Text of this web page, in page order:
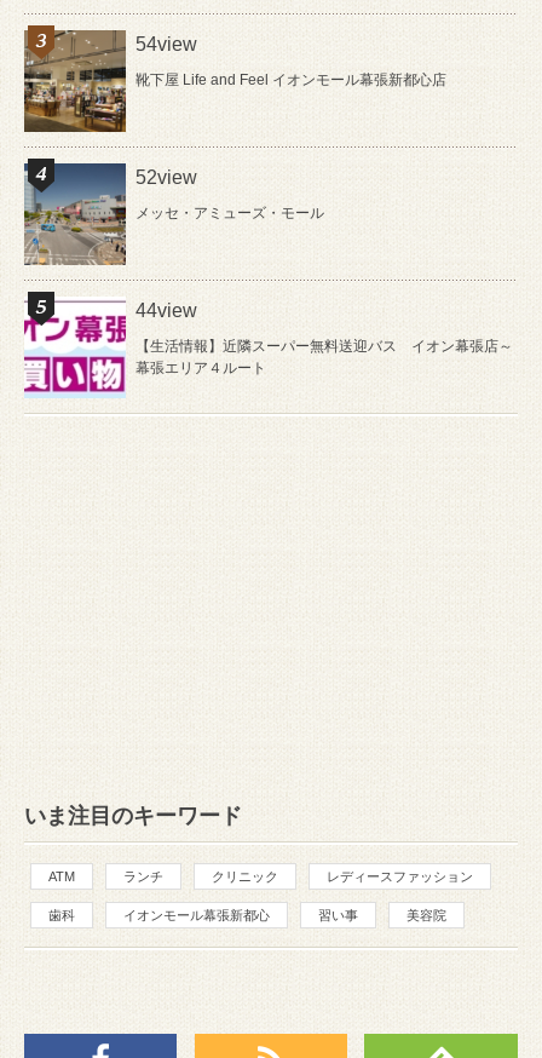
54view
靴下屋 Life and Feel イオンモール幕張新都心店
52view
メッセ・アミューズ・モール
44view
【生活情報】近隣スーパー無料送迎バス イオン幕張店～
幕張エリア４ルート
いま注目のキーワード
ATM ランチ クリニック レディースファッション
歯科 イオンモール幕張新都心 習い事 美容院